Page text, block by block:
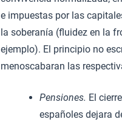
e impuestas por las
la soberanía (fluidez en la
ejemplo). El principio no
menoscabaran las
Pensiones. El
españoles dejara